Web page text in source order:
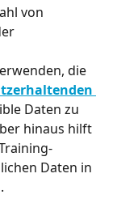
von
die
Daten zu
hinaus hilft
Daten in